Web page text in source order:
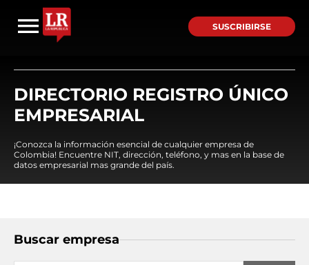
SUSCRIBIRSE
DIRECTORIO REGISTRO ÚNICO
EMPRESARIAL
¡Conozca la información esencial de cualquier empresa de
Colombia! Encuentre NIT, dirección, teléfono, y mas en la base de
datos empresarial mas grande del país.
Buscar empresa